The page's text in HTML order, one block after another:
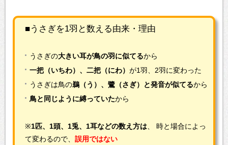
■うさぎを1羽と数える由来・理由
うさぎの大きい耳が鳥の羽に似てるから
一把（いちわ）、二把（にわ） が1羽、2羽に変わった
うさぎは鳥の鵜（う）、鷺（さぎ）と発音が似てるから
鳥と同じように縛っていたから
※1匹、1頭、1兎、1耳などの数え方は、
時と場合によっ
て変わるので、 誤用ではない